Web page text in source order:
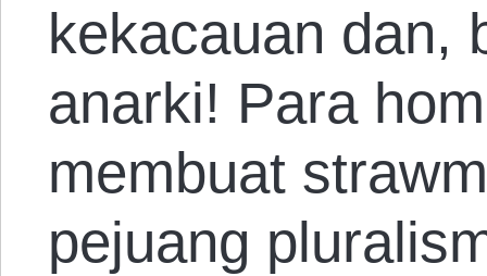
kekacauan dan,
anarki! Para
membuat
pejuang